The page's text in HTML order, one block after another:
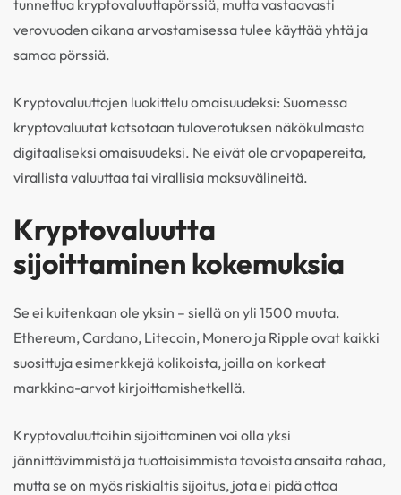
tunnettua kryptovaluuttapörssiä, mutta vastaavasti
verovuoden aikana arvostamisessa tulee käyttää yhtä ja
samaa pörssiä.
Kryptovaluuttojen luokittelu omaisuudeksi: Suomessa
kryptovaluutat katsotaan tuloverotuksen näkökulmasta
digitaaliseksi omaisuudeksi. Ne eivät ole arvopapereita,
virallista valuuttaa tai virallisia maksuvälineitä.
Kryptovaluutta
sijoittaminen kokemuksia
Se ei kuitenkaan ole yksin – siellä on yli 1500 muuta.
Ethereum, Cardano, Litecoin, Monero ja Ripple ovat kaikki
suosittuja esimerkkejä kolikoista, joilla on korkeat
markkina-arvot kirjoittamishetkellä.
Kryptovaluuttoihin sijoittaminen voi olla yksi
jännittävimmistä ja tuottoisimmista tavoista ansaita rahaa,
mutta se on myös riskialtis sijoitus, jota ei pidä ottaa